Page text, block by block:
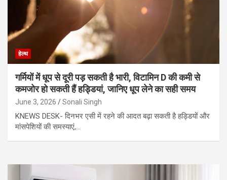
हेल्थ
गर्मियों में धूप से दूरी पड़ सकती है भारी, विटामिन D की कमी से
कमजोर हो सकती हैं हड्डियां, जानिए धूप लेने का सही समय
June 3, 2026 Sonali Singh
KNEWS DESK- दिनभर एसी में रहने की आदत बढ़ा सकती है हड्डियों और
मांसपेशियों की समस्याएं,…